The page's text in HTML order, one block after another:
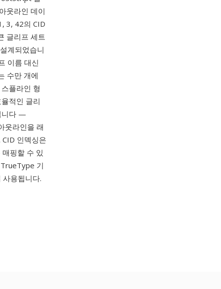
웃라인 데이
3, 42의 CID
글리프 세트
계되었습니
이름 대신
수만 개에
플라인 형
적인 글리
니다 —
웃라인을 래
인덱싱은
핑할 수 있
기
사용됩니다.